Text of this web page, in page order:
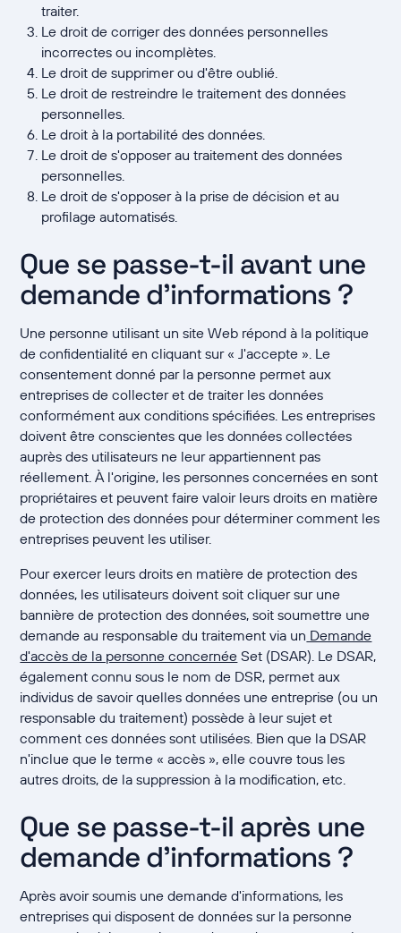
traiter.
Le droit de corriger des données personnelles
incorrectes ou incomplètes.
Le droit de supprimer ou d'être oublié.
Le droit de restreindre le traitement des données
personnelles.
Le droit à la portabilité des données.
Le droit de s'opposer au traitement des données
personnelles.
Le droit de s'opposer à la prise de décision et au
profilage automatisés.
Que se passe-t-il avant une
demande d'informations ?
Une personne utilisant un site Web répond à la politique
de confidentialité en cliquant sur « J'accepte ». Le
consentement donné par la personne permet aux
entreprises de collecter et de traiter les données
conformément aux conditions spécifiées. Les entreprises
doivent être conscientes que les données collectées
auprès des utilisateurs ne leur appartiennent pas
réellement. À l'origine, les personnes concernées en sont
propriétaires et peuvent faire valoir leurs droits en matière
de protection des données pour déterminer comment les
entreprises peuvent les utiliser.
Pour exercer leurs droits en matière de protection des
données, les utilisateurs doivent soit cliquer sur une
bannière de protection des données, soit soumettre une
demande au responsable du traitement via un Demande
d'accès de la personne concernée Set (DSAR). Le DSAR,
également connu sous le nom de DSR, permet aux
individus de savoir quelles données une entreprise (ou un
responsable du traitement) possède à leur sujet et
comment ces données sont utilisées. Bien que la DSAR
n'inclue que le terme « accès », elle couvre tous les
autres droits, de la suppression à la modification, etc.
Que se passe-t-il après une
demande d'informations ?
Après avoir soumis une demande d'informations, les
entreprises qui disposent de données sur la personne